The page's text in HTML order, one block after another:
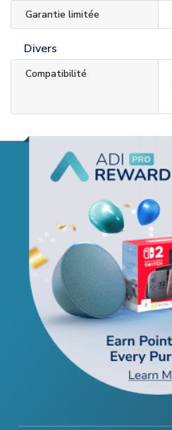
Garantie limitée
Divers
Compatibilité